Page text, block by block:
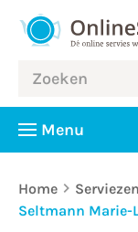
Menu
Home
Serviezen
Seltmann Marie-